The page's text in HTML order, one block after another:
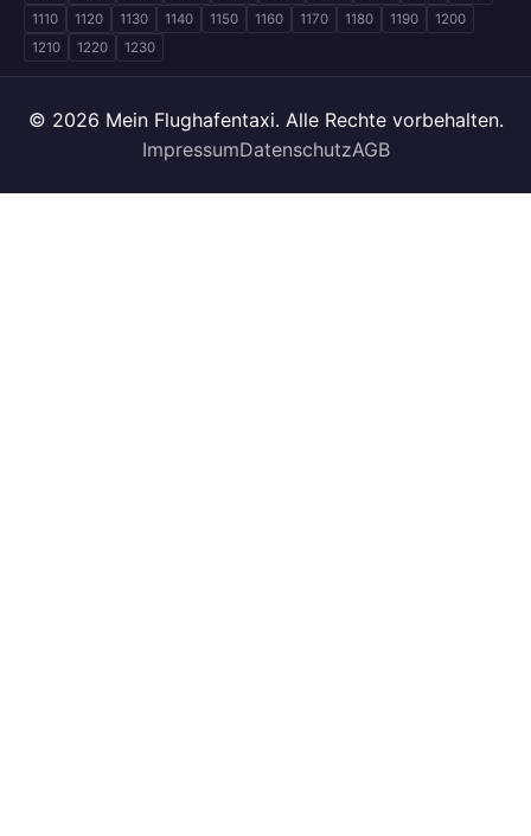
1110
1120 1130 1140 1150 1160 1170 1180 1190
1200
1210
1220 1230
© 2026 Mein Flughafentaxi. Alle Rechte vorbehalten.
ImpressumDatenschutzAGB